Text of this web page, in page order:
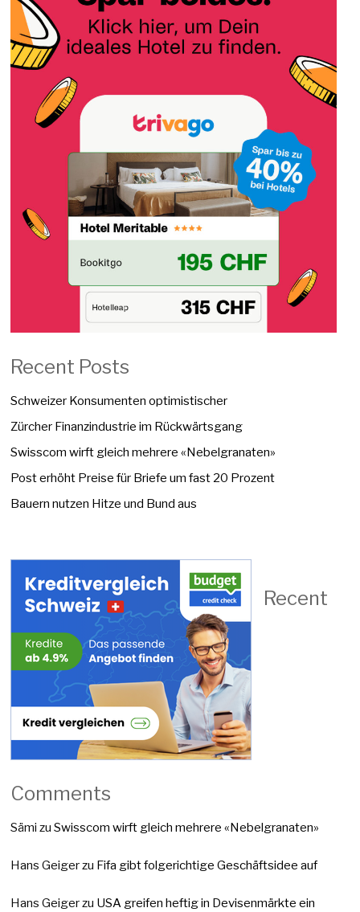
Recent Posts
Schweizer Konsumenten optimistischer
Zürcher Finanzindustrie im Rückwärtsgang
Swisscom wirft gleich mehrere «Nebelgranaten»
Post erhöht Preise für Briefe um fast 20 Prozent
Bauern nutzen Hitze und Bund aus
Recent
Comments
Sämi zuSwisscom wirft gleich mehrere «Nebelgranaten»
Hans Geigerzu Fifa gibt folgerichtige Geschäftsidee auf
Hans Geigerzu USA greifen heftig in Devisenmärkte ein